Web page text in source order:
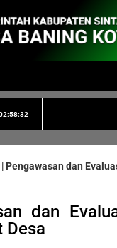
| Pengawasan dan
dan
Desa